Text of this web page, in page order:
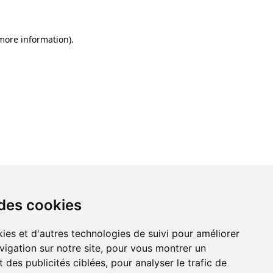
cookies
et d'autres technologies de suivi pour améliorer
sur notre site, pour vous montrer un
des publicités ciblées, pour analyser le trafic de
information).